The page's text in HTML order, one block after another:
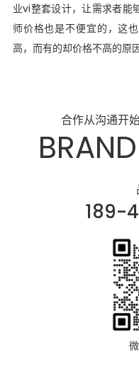
业vi整套设计，让需求者能
师价格也是不便宜的，这
高，而有的却价格不高的原
合作从沟通开
189-